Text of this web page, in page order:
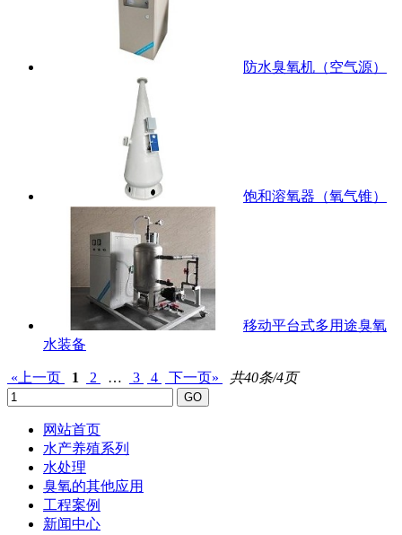
防水臭氧机（空气源）
饱和溶氧器（氧气锥）
移动平台式多用途臭氧
水装备
«上一页 1 2 … 3 4 下一页» 共40条/4页
网站首页
水产养殖系列
水处理
臭氧的其他应用
工程案例
新闻中心